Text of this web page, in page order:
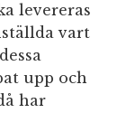
levereras
vart
upp och
har